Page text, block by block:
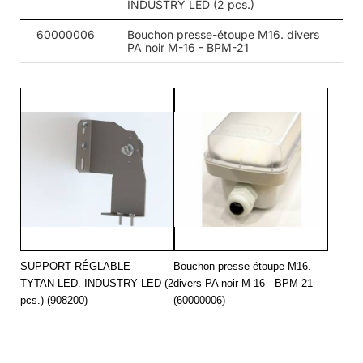
INDUSTRY LED (2 pcs.)
60000006
Bouchon presse-étoupe M16. divers
PA noir M-16 - BPM-21
SUPPORT RÉGLABLE -
TYTAN LED. INDUSTRY LED (2
pcs.) (908200)
Bouchon presse-étoupe M16.
divers PA noir M-16 - BPM-21
(60000006)